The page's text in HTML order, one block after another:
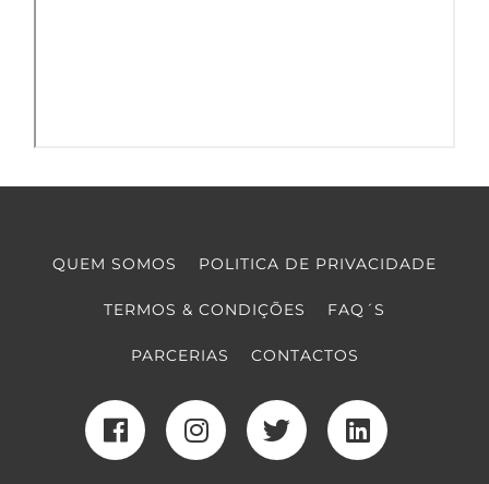
QUEM SOMOS POLITICA DE PRIVACIDADE
TERMOS & CONDIÇÕES FAQ´S
PARCERIAS CONTACTOS